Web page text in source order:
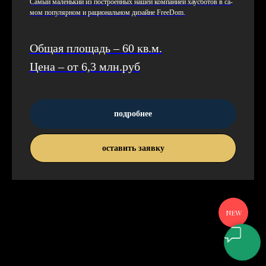
Са­мый ма­лень­кий из пос­тро­ен­ных на­шей ком­па­ни­ей ха­ус­бо­тов в са­
мом по­пуляр­ном и ра­ци­ональ­ном ди­зай­не FreeDom.
Общая площадь – 60 кв.м.
Цена – от 6,3 млн.руб
подробнее
оставить заявку
NEW